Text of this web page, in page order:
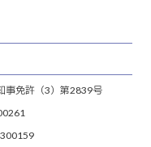
事免許（3）第2839号